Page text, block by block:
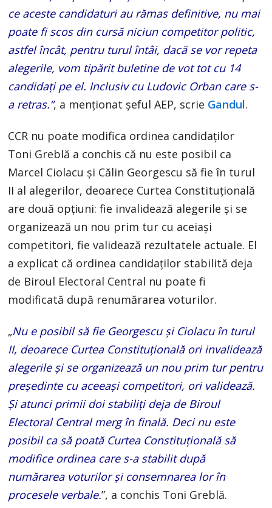
ce aceste candidaturi au rămas definitive, nu mai
poate fi scos din cursă niciun competitor politic,
astfel încât, pentru turul întâi, dacă se vor repeta
alegerile, vom tipărit buletine de vot tot cu 14
candidați pe el. Inclusiv cu Ludovic Orban care s-
a retras.”, a menționat șeful AEP, scrie Gandul.
CCR nu poate modifica ordinea candidaților
Toni Greblă a conchis că nu este posibil ca
Marcel Ciolacu și Călin Georgescu să fie în turul
II al alegerilor, deoarece Curtea Constituțională
are două opțiuni: fie invalidează alegerile și se
organizează un nou prim tur cu aceiași
competitori, fie validează rezultatele actuale. El
a explicat că ordinea candidaților stabilită deja
de Biroul Electoral Central nu poate fi
modificată după renumărarea voturilor.
„Nu e posibil să fie Georgescu și Ciolacu în turul
II, deoarece Curtea Constituțională ori invalidează
alegerile și se organizează un nou prim tur pentru
președinte cu aceeași competitori, ori validează.
Și atunci primii doi stabiliți deja de Biroul
Electoral Central merg în finală. Deci nu este
posibil ca să poată Curtea Constituțională să
modifice ordinea care s-a stabilit după
numărarea voturilor și consemnarea lor în
procesele verbale.”, a conchis Toni Greblă.